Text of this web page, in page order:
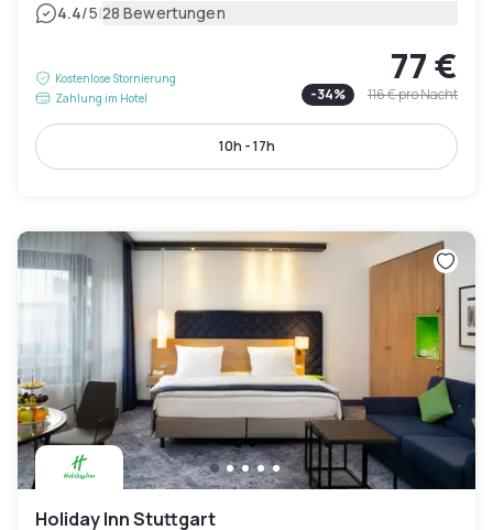
4.4/5|28 Bewertungen
Kostenlose Stornierung
Zahlung im Hotel
77 €
-34% 116 €pro Nacht
10h - 17h
Holiday Inn Stuttgart